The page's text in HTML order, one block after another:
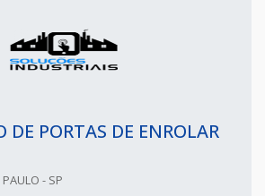
DE PORTAS DE ENROLAR
- SP